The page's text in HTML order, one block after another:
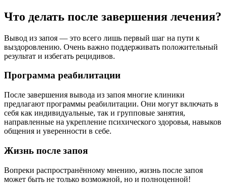
Что делать после завершения лечения?
Вывод из запоя — это всего лишь первый шаг на пути к
выздоровлению. Очень важно поддерживать положительный
результат и избегать рецидивов.
Программа реабилитации
После завершения вывода из запоя многие клиники
предлагают программы реабилитации. Они могут включать в
себя как индивидуальные, так и групповые занятия,
направленные на укрепление психического здоровья, навыков
общения и уверенности в себе.
Жизнь после запоя
Вопреки распространённому мнению, жизнь после запоя
может быть не только возможной, но и полноценной!